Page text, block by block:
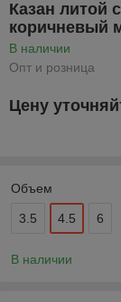
Казан литой
коричневый
В наличии
Опт и розница
Цену
Объем
3.5 4.5 6
В наличии